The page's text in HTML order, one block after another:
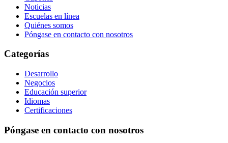
Noticias
Escuelas en línea
Quiénes somos
Póngase en contacto con nosotros
Categorías
Desarrollo
Negocios
Educación superior
Idiomas
Certificaciones
Póngase en contacto con nosotros